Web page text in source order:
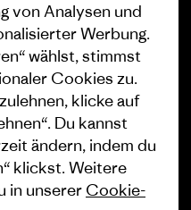
program
Österreich
von Analysen und
Werbung.
wählst, stimmst
Cookies zu.
klicke auf
Du kannst
ändern, indem du
klickst. Weitere
in unserer Cookie-